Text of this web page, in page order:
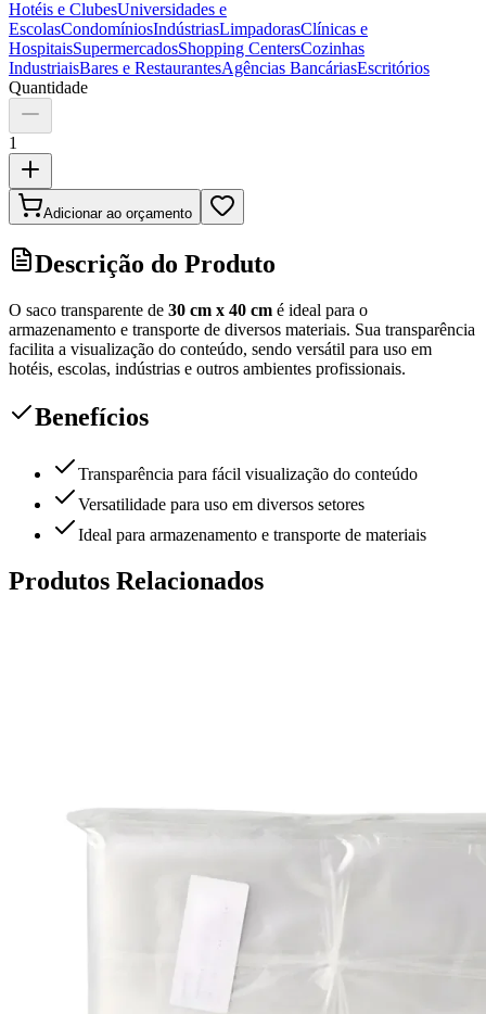
Hotéis e ClubesUniversidades e
EscolasCondomíniosIndústriasLimpadorasClínicas e
HospitaisSupermercadosShopping CentersCozinhas
IndustriaisBares e RestaurantesAgências BancáriasEscritórios
Quantidade
1
Adicionar ao orçamento
Descrição do Produto
O saco transparente de 30 cm x 40 cm é ideal para o
armazenamento e transporte de diversos materiais. Sua transparência
facilita a visualização do conteúdo, sendo versátil para uso em
hotéis, escolas, indústrias e outros ambientes profissionais.
Benefícios
Transparência para fácil visualização do conteúdo
Versatilidade para uso em diversos setores
Ideal para armazenamento e transporte de materiais
Produtos Relacionados